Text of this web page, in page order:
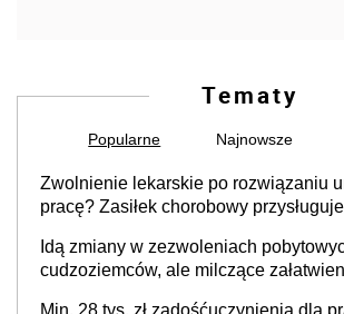
Tematy
Popularne Najnowsze
Zwolnienie lekarskie po rozwiązaniu
pracę? Zasiłek chorobowy
stosunku pracy
Idą zmiany w zezwoleniach
cudzoziemców, ale milczące
Min. 28 tys. zł zadośćuczynienia dla